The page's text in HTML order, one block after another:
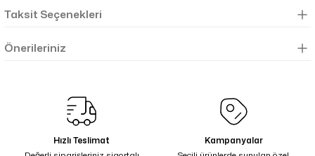
Taksit Seçenekleri
Önerileriniz
Hızlı Teslimat
Kampanyalar